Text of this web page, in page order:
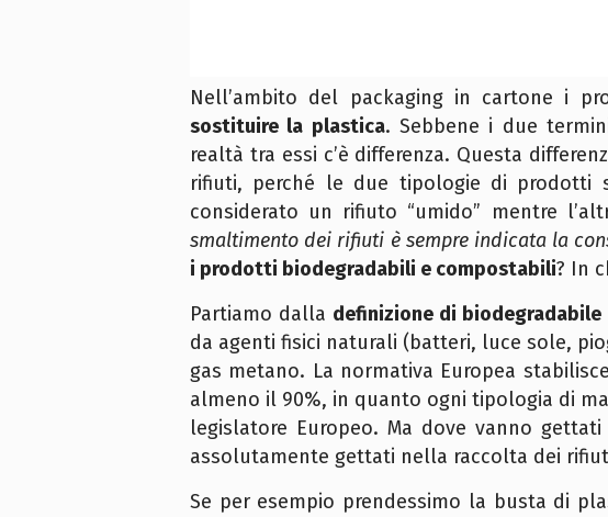
Nell’ambito del packaging in cartone i
sostituire la plastica. Sebbene i due
realtà tra essi c’è differenza. Questa
rifiuti, perché le due tipologie di prodotti
considerato un rifiuto “umido” mentre
smaltimento dei rifiuti è sempre indicata la
i prodotti biodegradabili e compostabili? In
Partiamo dalla definizione di biodegradabile
da agenti fisici naturali (batteri, luce sole,
gas metano. La normativa Europea
almeno il 90%, in quanto ogni tipologia di
legislatore Europeo. Ma dove vanno
assolutamente gettati nella raccolta dei
Se per esempio prendessimo la busta di